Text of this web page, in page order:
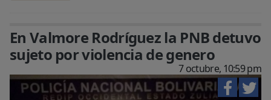
En Valmore Rodríguez la PNB detuvo
sujeto por violencia de genero
7 octubre, 10:59 pm